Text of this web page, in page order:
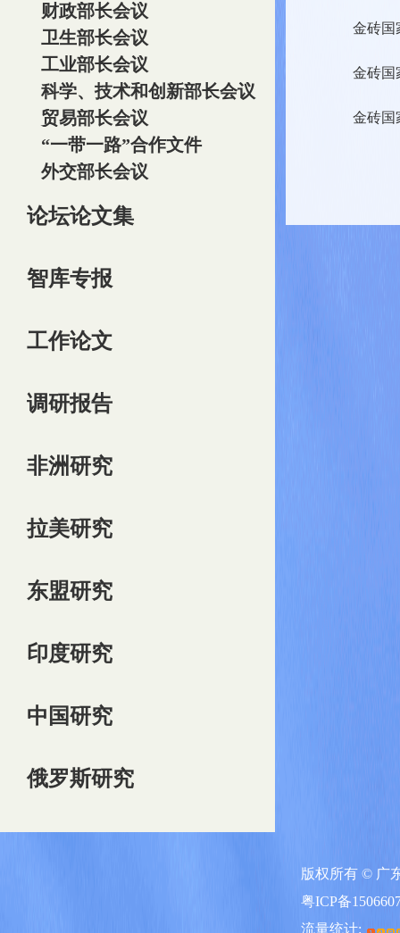
财政部长会议
卫生部长会议
工业部长会议
科学、技术和创新部长会议
贸易部长会议
“一带一路”合作文件
外交部长会议
论坛论文集
智库专报
工作论文
调研报告
非洲研究
拉美研究
东盟研究
印度研究
中国研究
俄罗斯研究
金砖国
金砖国
金砖国
版权所有 © 广
粤ICP备
流量统计: